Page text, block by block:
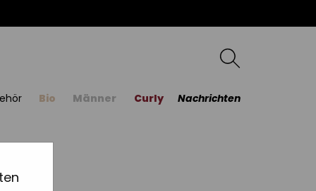
Bio Männer Curly Nachrichten